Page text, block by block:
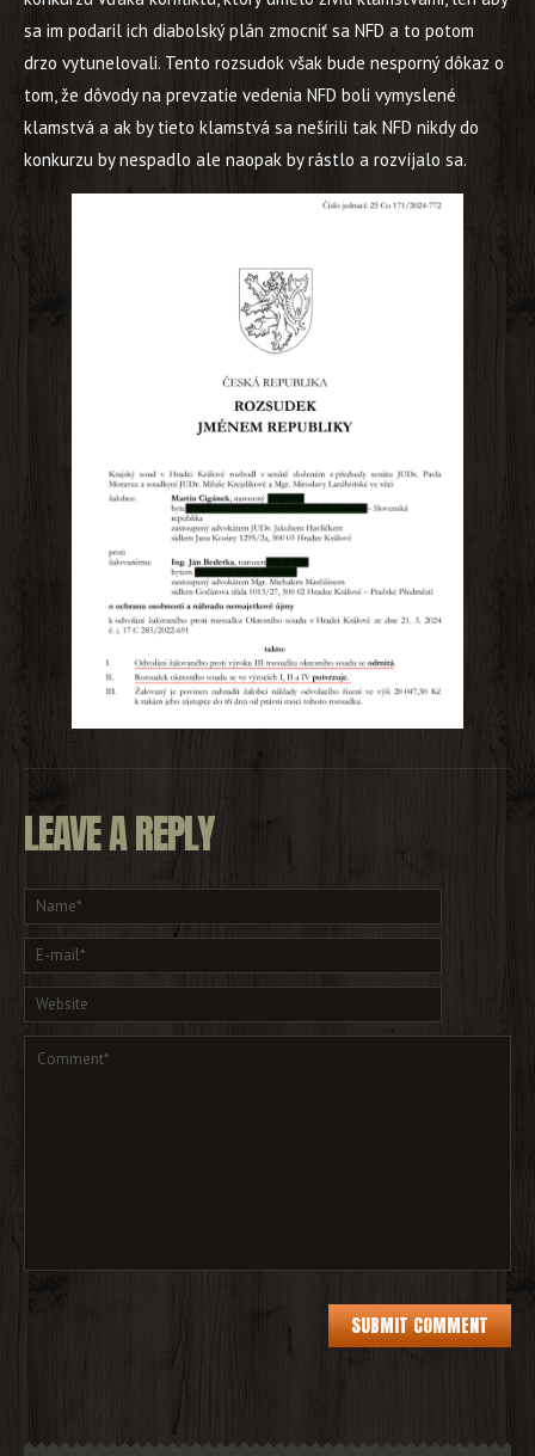
sa im podaril ich diabolský plán zmocniť sa NFD a to potom
drzo vytunelovali. Tento rozsudok však bude nesporný dôkaz o
tom, že dôvody na prevzatie vedenia NFD boli vymyslené
klamstvá a ak by tieto klamstvá sa nešírili tak NFD nikdy do
konkurzu by nespadlo ale naopak by rástlo a rozvíjalo sa.
LEAVE A REPLY